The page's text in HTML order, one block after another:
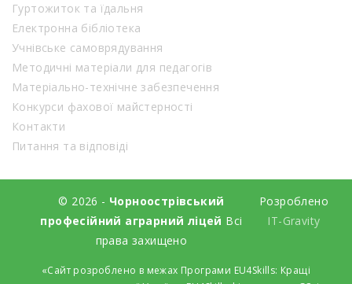
Гуртожиток та їдальня
Електронна бібліотека
Учнівське самоврядування
Методичні матеріали для педагогів
Матеріально-технічне забезпечення
Конкурси фахової майстерності
Контакти
Питання та відповіді
© 2026 - Чорноострівський
професійний аграрний ліцей Всі
права захищено
Розроблено
IT-Gravity
«Сайт розроблено в межах Програми EU4Skills: Кращі